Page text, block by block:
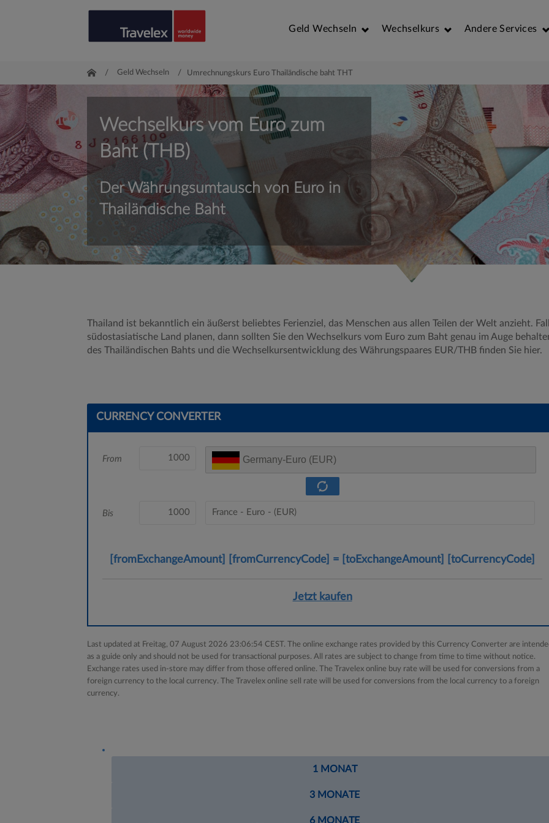
Geld Wechseln Wechselkurs Andere Services
/ Geld Wechseln / Umrechnungskurs Euro Thailändische baht THT
Wechselkurs vom Euro zum
Baht (THB)
Der Währungsumtausch von Euro in
Thailändische Baht
Thailand ist bekanntlich ein äußerst beliebtes Ferienziel, das Menschen aus allen Teilen der Welt anzieht.
südostasiatische Land planen, dann sollten Sie den Wechselkurs vom Euro zum Baht genau im Auge
des Thailändischen Bahts und die Wechselkursentwicklung des Währungspaares EUR/THB finden Sie hier.
CURRENCY CONVERTER
From Germany-Euro (EUR)
Bis
[fromExchangeAmount] [fromCurrencyCode]
E
o
= [toExchangeAmount] [toCurrencyCode]
e
n
m
Jetzt kaufen
Last updated at Freitag, 07 August 2026 23:06:54 CEST. The online exchange rates provided by this Currency Converter are
as a guide only and should not be used for transactional purposes. All rates are subject to change from time to time without notice.
Exchange rates used in-store may differ from those offered online. The Travelex online buy rate will be used for conversions from a
foreign currency to the local currency. The Travelex online sell rate will be used for conversions from the local currency to a foreign
currency.
1 MONAT
3 MONATE
6 MONATE